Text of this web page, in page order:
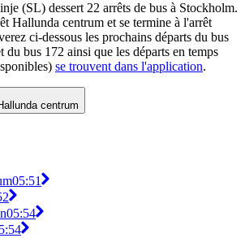
(SL) dessert 22 arrêts de bus à Stockholm.
Hallunda centrum et se termine à l'arrêt
ci-dessous les prochains départs du bus
bus 172 ainsi que les départs en temps
se trouvent dans l'application.
centrum
05:51
05:54